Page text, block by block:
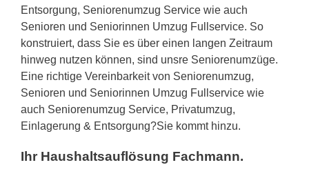
Entsorgung, Seniorenumzug Service wie auch
Senioren und Seniorinnen Umzug Fullservice. So
konstruiert, dass Sie es über einen langen Zeitraum
hinweg nutzen können, sind unsre Seniorenumzüge.
Eine richtige Vereinbarkeit von Seniorenumzug,
Senioren und Seniorinnen Umzug Fullservice wie
auch Seniorenumzug Service, Privatumzug,
Einlagerung & Entsorgung?Sie kommt hinzu.
Ihr Haushaltsauflösung Fachmann.